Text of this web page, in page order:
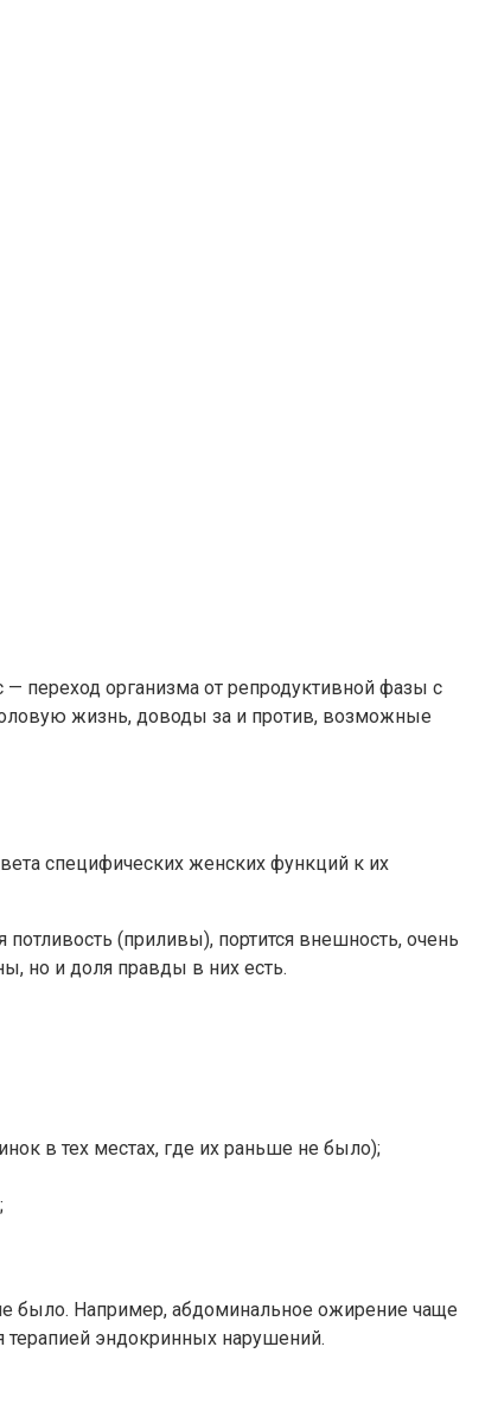
переход организма от репродуктивной фазы с
жизнь, доводы за и против, возможные
специфических женских функций к их
(приливы), портится внешность, очень
но и доля правды в них есть.
в тех местах, где их раньше не было);
было. Например, абдоминальное ожирение чаще
терапией эндокринных нарушений.